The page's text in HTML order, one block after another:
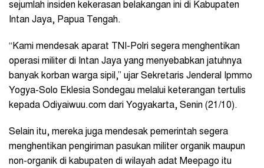
sejumlah insiden kekerasan belakangan ini di Kabupaten
Intan Jaya, Papua Tengah.
“Kami mendesak aparat TNI-Polri segera menghentikan
operasi militer di Intan Jaya yang menyebabkan jatuhnya
banyak korban warga sipil,” ujar Sekretaris Jenderal Ipmmo
Yogya-Solo Eklesia Sondegau melalui keterangan tertulis
kepada Odiyaiwuu.com dari Yogyakarta, Senin (21/10).
Selain itu, mereka juga mendesak pemerintah segera
menghentikan pengiriman pasukan militer organik maupun
non-organik di kabupaten di wilayah adat Meepago itu